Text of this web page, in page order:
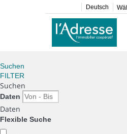
Deutsch
Suchen
FILTER
Suchen
Daten
Daten
Flexible Suche